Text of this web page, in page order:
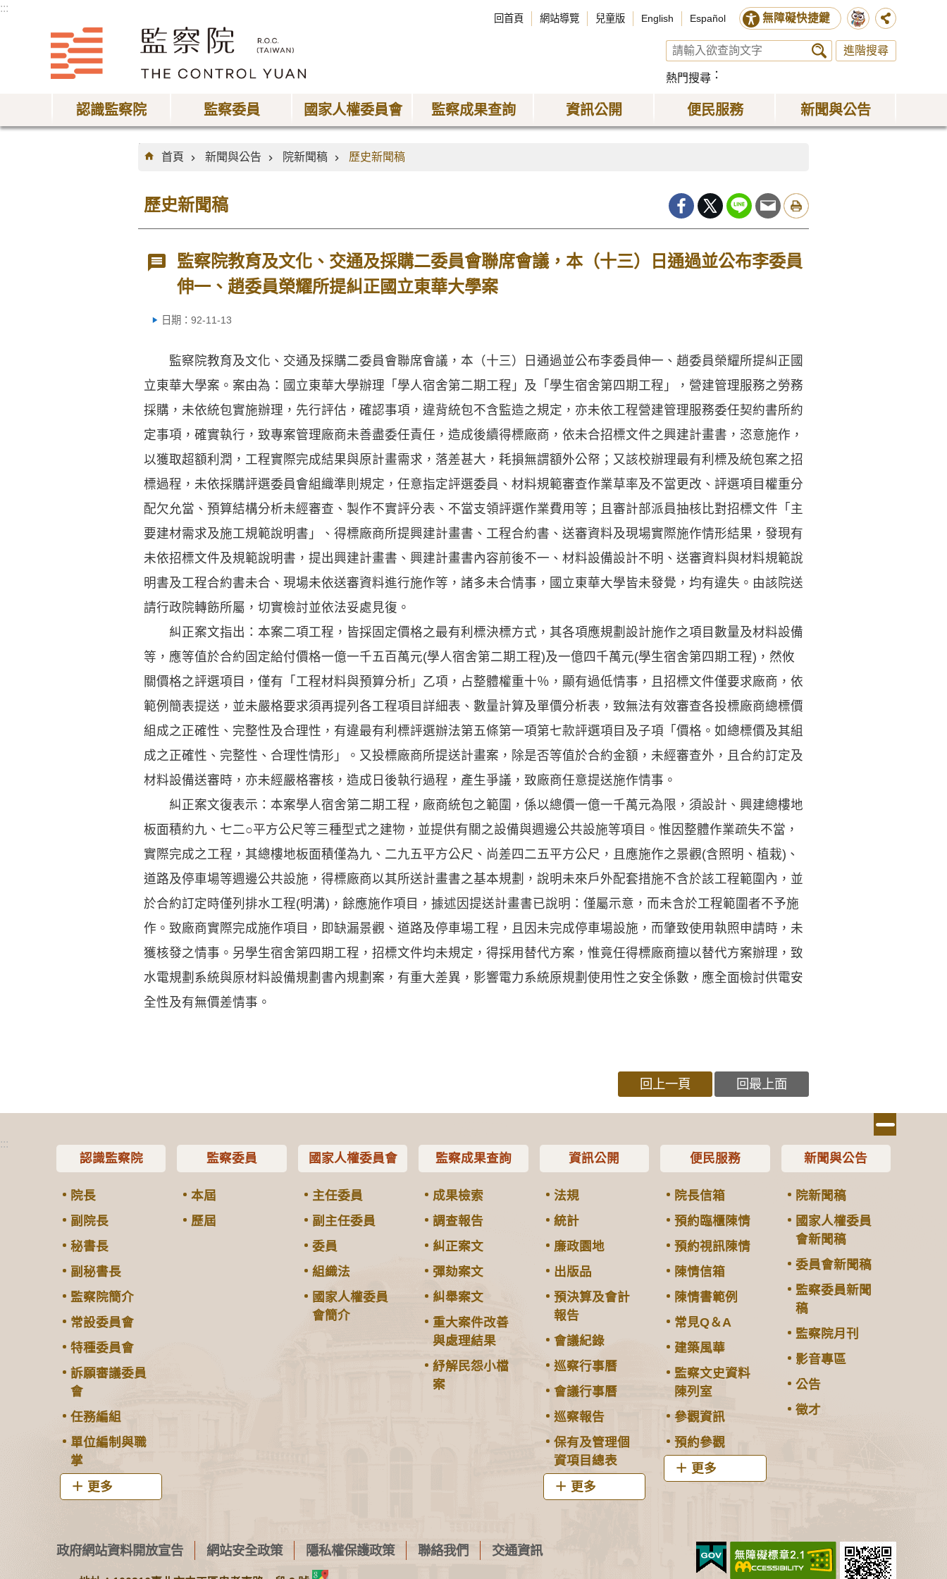
:::
回首頁 網站導覽 兒童版 English Español 無障礙快捷鍵
進階搜尋
熱門搜尋
認識監察院 監察委員 國家人權委員會 監察成果查詢 資訊公開 便民服務 新聞與公告
:::
首頁
新聞與公告 院新聞稿 歷史新聞稿
歷史新聞稿
監察院教育及文化、交通及採購二委員會聯席會議，本（十三）日通過並公布李委員
伸一、趙委員榮耀所提糾正國立東華大學案
日期：92-11-13
監察院教育及文化、交通及採購二委員會聯席會議，本（十三）日通過並公布李委員伸一、趙委員榮耀所提糾正國
立東華大學案。案由為：國立東華大學辦理「學人宿舍第二期工程」及「學生宿舍第四期工程」，營建管理服務之勞務
採購，未依統包實施辦理，先行評估，確認事項，違背統包不含監造之規定，亦未依工程營建管理服務委任契約書所約
定事項，確實執行，致專案管理廠商未善盡委任責任，造成後續得標廠商，依未合招標文件之興建計畫書，恣意施作，
以獲取超額利潤，工程實際完成結果與原計畫需求，落差甚大，耗損無謂額外公帑；又該校辦理最有利標及統包案之招
標過程，未依採購評選委員會組織準則規定，任意指定評選委員、材料規範審查作業草率及不當更改、評選項目權重分
配欠允當、預算結構分析未經審查、製作不實評分表、不當支領評選作業費用等；且審計部派員抽核比對招標文件「主
要建材需求及施工規範說明書」、得標廠商所提興建計畫書、工程合約書、送審資料及現場實際施作情形結果，發現有
未依招標文件及規範說明書，提出興建計畫書、興建計畫書內容前後不一、材料設備設計不明、送審資料與材料規範說
明書及工程合約書未合、現場未依送審資料進行施作等，諸多未合情事，國立東華大學皆未發覺，均有違失。由該院送
請行政院轉飭所屬，切實檢討並依法妥處見復。
糾正案文指出：本案二項工程，皆採固定價格之最有利標決標方式，其各項應規劃設計施作之項目數量及材料設備
等，應等值於合約固定給付價格一億一千五百萬元(學人宿舍第二期工程)及一億四千萬元(學生宿舍第四期工程)，然攸
關價格之評選項目，僅有「工程材料與預算分析」乙項，占整體權重十％，顯有過低情事，且招標文件僅要求廠商，依
範例簡表提送，並未嚴格要求須再提列各工程項目詳細表、數量計算及單價分析表，致無法有效審查各投標廠商總標價
組成之正確性、完整性及合理性，有違最有利標評選辦法第五條第一項第七款評選項目及子項「價格。如總標價及其組
成之正確性、完整性、合理性情形」。又投標廠商所提送計畫案，除是否等值於合約金額，未經審查外，且合約訂定及
材料設備送審時，亦未經嚴格審核，造成日後執行過程，產生爭議，致廠商任意提送施作情事。
糾正案文復表示：本案學人宿舍第二期工程，廠商統包之範圍，係以總價一億一千萬元為限，須設計、興建總樓地
板面積約九、七二○平方公尺等三種型式之建物，並提供有關之設備與週邊公共設施等項目。惟因整體作業疏失不當，
實際完成之工程，其總樓地板面積僅為九、二九五平方公尺、尚差四二五平方公尺，且應施作之景觀(含照明、植栽)、
道路及停車場等週邊公共設施，得標廠商以其所送計畫書之基本規劃，說明未來戶外配套措施不含於該工程範圍內，並
於合約訂定時僅列排水工程(明溝)，餘應施作項目，據述因提送計畫書已說明：僅屬示意，而未含於工程範圍者不予施
作。致廠商實際完成施作項目，即缺漏景觀、道路及停車場工程，且因未完成停車場設施，而肇致使用執照申請時，未
獲核發之情事。另學生宿舍第四期工程，招標文件均未規定，得採用替代方案，惟竟任得標廠商擅以替代方案辦理，致
水電規劃系統與原材料設備規劃書內規劃案，有重大差異，影響電力系統原規劃使用性之安全係數，應全面檢討供電安
全性及有無價差情事。
回上一頁 回最上面
:::
認識監察院
院長
副院長
秘書長
副秘書長
監察院簡介
常設委員會
特種委員會
訴願審議委員
會
任務編組
單位編制與職
掌
更多
監察委員
本屆
歷屆
國家人權委員會
主任委員
副主任委員
委員
組織法
國家人權委員
會簡介
監察成果查詢
成果檢索
調查報告
糾正案文
彈劾案文
糾舉案文
重大案件改善
與處理結果
紓解民怨小檔
案
資訊公開
法規
統計
廉政園地
出版品
預決算及會計
報告
會議紀錄
巡察行事曆
會議行事曆
巡察報告
保有及管理個
資項目總表
更多
便民服務
院長信箱
預約臨櫃陳情
預約視訊陳情
陳情信箱
陳情書範例
常見Q＆A
建築風華
監察文史資料
陳列室
參觀資訊
預約參觀
更多
新聞與公告
院新聞稿
國家人權委員
會新聞稿
委員會新聞稿
監察委員新聞
稿
監察院月刊
影音專區
公告
徵才
政府網站資料開放宣告 網站安全政策 隱私權保護政策 聯絡我們 交通資訊